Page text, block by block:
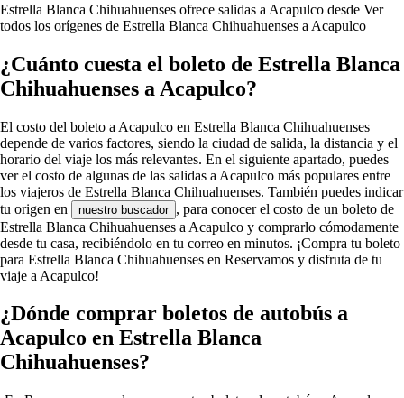
Estrella Blanca Chihuahuenses ofrece salidas a Acapulco desde Ver
todos los orígenes de Estrella Blanca Chihuahuenses a Acapulco
¿Cuánto cuesta el boleto de Estrella Blanca
Chihuahuenses a Acapulco?
El costo del boleto a Acapulco en Estrella Blanca Chihuahuenses
depende de varios factores, siendo la ciudad de salida, la distancia y el
horario del viaje los más relevantes. En el siguiente apartado, puedes
ver el costo de algunas de las salidas a Acapulco más populares entre
los viajeros de Estrella Blanca Chihuahuenses. También puedes indicar
tu origen en
nuestro buscador , para conocer el costo de un boleto de
Estrella Blanca Chihuahuenses a Acapulco y comprarlo cómodamente
desde tu casa, recibiéndolo en tu correo en minutos. ¡Compra tu boleto
para Estrella Blanca Chihuahuenses en Reservamos y disfruta de tu
viaje a Acapulco!
¿Dónde comprar boletos de autobús a
Acapulco en Estrella Blanca
Chihuahuenses?